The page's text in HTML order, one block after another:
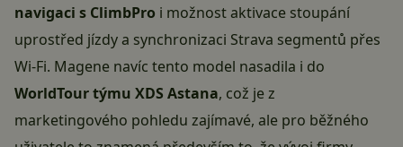
navigaci s ClimbPro i možnost aktivace stoupání
uprostřed jízdy a synchronizaci Strava segmentů přes
Wi-Fi. Magene navíc tento model nasadila i do
WorldTour týmu XDS Astana, což je z
marketingového pohledu zajímavé, ale pro běžného